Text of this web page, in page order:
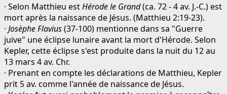
· Selon Matthieu estHérode le Grand(ca. 72 - 4 av. J.-C.) est
mort après la naissance de Jésus. (Matthieu 2:19-23).
· Josèphe Flavius(37-100) mentionne dans sa "Guerre
juive" une éclipse lunaire avant la mort d'Hérode. Selon
Kepler, cette éclipse s'est produite dans la nuit du 12 au
13 mars 4 av. Chr.
· Prenant en compte les déclarations de Matthieu, Kepler
prit 5 av. comme l'année de naissance de Jésus.